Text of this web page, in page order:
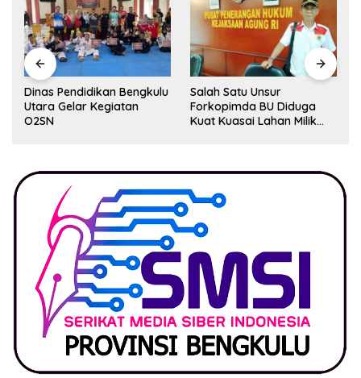
Dinas Pendidikan Bengkulu
Utara Gelar Kegiatan
O2SN
Salah Satu Unsur
Forkopimda BU Diduga
Kuat Kuasai Lahan Milik